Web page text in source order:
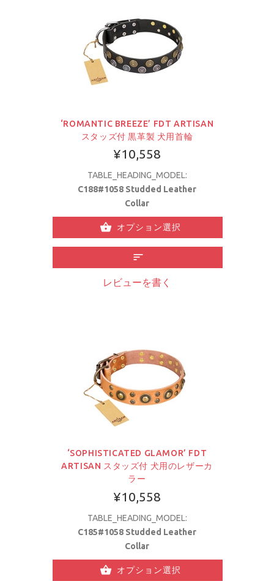
‘ROMANTIC BREEZE’ FDT ARTISAN
スタッズ付 黒革製 犬用首輪
¥10,558
TABLE_HEADING_MODEL:
C188#1058 Studded Leather
Collar
オプション選択
レビューを書く
‘SOPHISTICATED GLAMOR’ FDT
ARTISAN スタッズ付 犬用のレザーカ
ラー
¥10,558
TABLE_HEADING_MODEL:
C185#1058 Studded Leather
Collar
オプション選択